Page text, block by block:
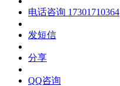
电话咨询 17301710364
发短信
分享
QQ咨询